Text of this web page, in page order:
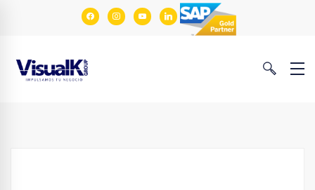
facebookinstagram
youtubelinkedin